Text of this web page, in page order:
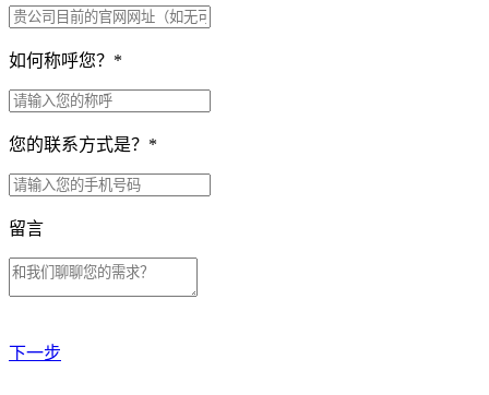
如何称呼您？ *
您的联系方式是？ *
留言
下一步